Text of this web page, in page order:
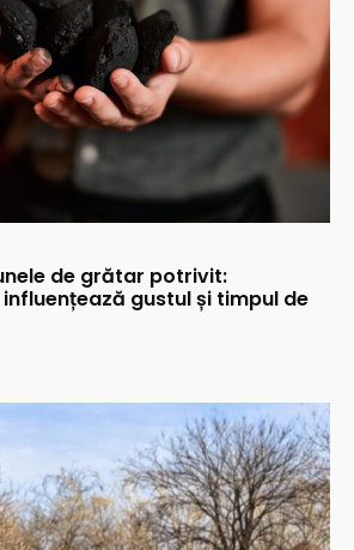
de grătar potrivit:
gustul și timpul de